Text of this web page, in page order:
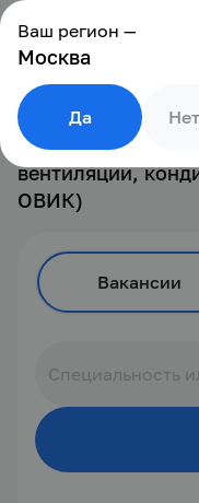
Работа на
инженерные
вентиляции,
ОВИК)
Вакансии
Ваш регион —
Москва
Да